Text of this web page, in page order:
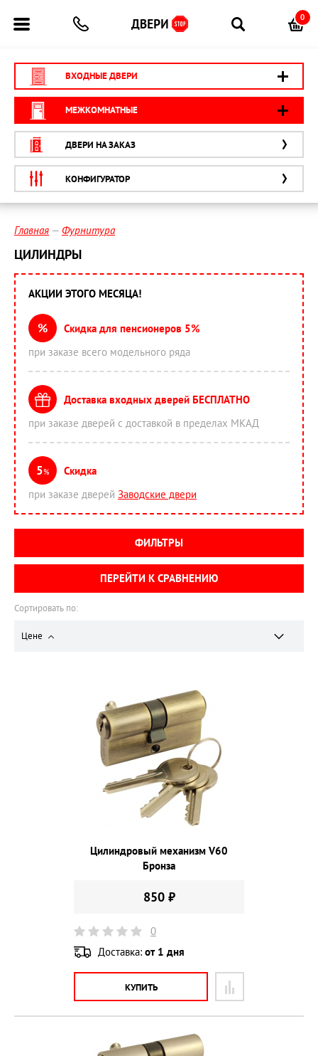
0
ВХОДНЫЕ ДВЕРИ
МЕЖКОМНАТНЫЕ
ДВЕРИ НА ЗАКАЗ
КОНФИГУРАТОР
Главная Фурнитура
ЦИЛИНДРЫ
Сортировать по:
Цене
Цилиндровый механизм V60
Бронза
850 ₽
0
Доставка: от 1 дня
КУПИТЬ
АКЦИИ ЭТОГО МЕСЯЦА!
%
Скидка для пенсионеров 5%
при заказе всего модельного ряда
Доставка входных дверей БЕСПЛАТНО
при заказе дверей с доставкой в пределах МКАД
5%
Скидка
при заказе дверей Заводские двери
ФИЛЬТРЫ
ПЕРЕЙТИ К СРАВНЕНИЮ